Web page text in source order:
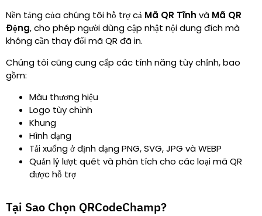
Nền tảng của chúng tôi hỗ trợ cả Mã QR Tĩnh và Mã QR
Động,cho phép người dùng cập nhật nội dung đích mà
không cần thay đổi mã QR đã in.
Chúng tôi cũng cung cấp các tính năng tùy chỉnh, bao
gồm:
Màu thương hiệu
Logo tùy chỉnh
Khung
Hình dạng
Tải xuống ở định dạng PNG, SVG, JPG và WEBP
Quản lý lượt quét và phân tích cho các loại mã QR
được hỗ trợ
Tại Sao Chọn QRCodeChamp?